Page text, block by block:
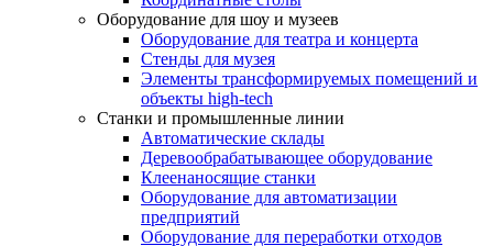
Оборудование для шоу и музеев
Оборудование для театра и концерта
Стенды для музея
Элементы трансформируемых помещений и
объекты high-tech
Станки и промышленные линии
Автоматические склады
Деревообрабатывающее оборудование
Клеенаносящие станки
Оборудование для автоматизации
предприятий
Оборудование для переработки отходов